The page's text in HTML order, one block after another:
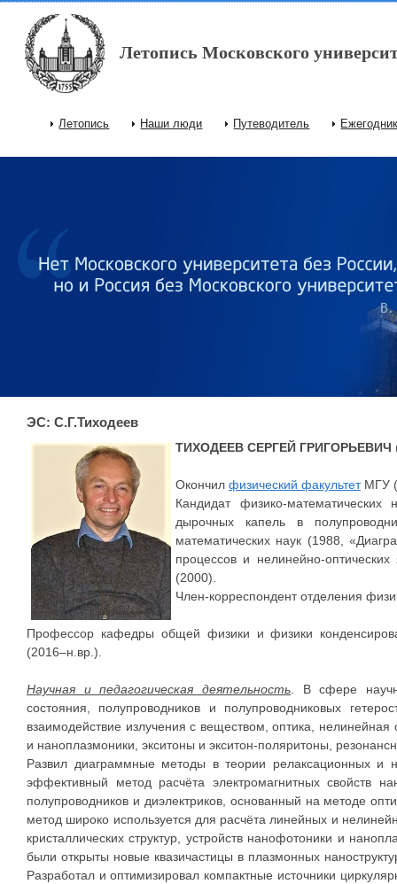
Перейти к основному содержанию
Летопись Московского
Главное меню
Летопись Наши люди Путеводитель
ЭС: С.Г.Тиходеев
ТИХОДЕЕВ СЕРГЕЙ ГРИГОРЬЕВИЧ
Окончил физический факультетМГУ
Кандидат физико-математических
дырочных капель в
математических наук (1988,
процессов и нелинейно-
(2000).
Член-корреспондент отделения
Профессор кафедры общей физики и физики
(2016–н.вр.).
Научная и педагогическая деятельность . В сфере
состояния, полупроводников и полупроводниковых
взаимодействие излучения с веществом, оптика,
и наноплазмоники, экситоны и экситон-поляритоны,
Развил диаграммные методы в теории релаксационных и
эффективный метод расчёта электромагнитных свойств
полупроводников и диэлектриков, основанный на методе
метод широко используется для расчёта линейных и
кристаллических структур, устройств нанофотоники и
были открыты новые квазичастицы в плазмонных
Разработал и оптимизировал компактные источники